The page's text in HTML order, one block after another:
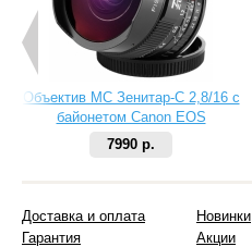
Объектив МС Зенитар-C 2,8/16 с
байонетом Canon EOS
7990 р.
Доставка и оплата
Гарантия
Новинки
Акции